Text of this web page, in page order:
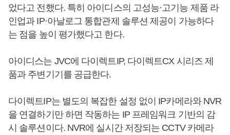
었다고 전했다. 특히 아이디스의 고성능·고기능 제품 라
인업과 IP·아날로그 통합관제 솔루션 제공이 가능하다
는 점을 높이 평가했다고 한다.
아이디스는 JVC에 다이렉트IP, 다이렉트CX 시리즈 제
품과 주변기기를 공급한다.
다이렉트IP는 별도의 복잡한 설정 없이 IP카메라와 NVR
을 연결하기만 하면 작동하는 IP 프레임워크 기반의 감
시 솔루션이다. NVR에 실시간 저장되는 CCTV 카메라